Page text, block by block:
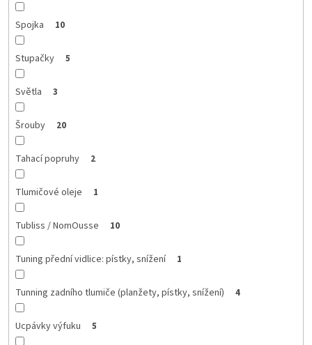
Spojka 10
Stupačky 5
Světla 3
Šrouby 20
Tahací popruhy 2
Tlumičové oleje 1
Tubliss / NomOusse 10
Tuning přední vidlice: pístky, snížení 1
Tunning zadního tlumiče (planžety, pístky, snížení) 4
Ucpávky výfuku 5